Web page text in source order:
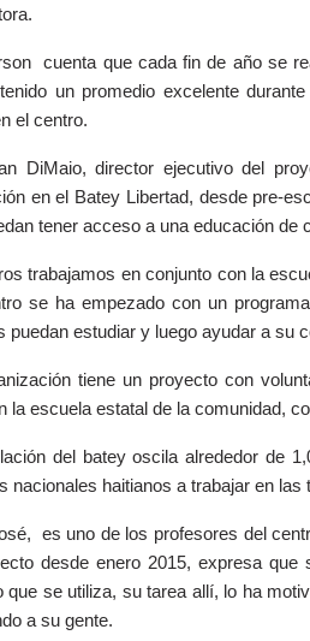
cuenta que cada fin de año se
un promedio excelente
el centro.
DiMaio, director ejecutivo del
en el Batey Libertad, desde pre-
tener acceso a una educación
trabajamos en conjunto con la
se ha empezado con un
puedan estudiar y luego ayudar a su
tiene un proyecto con
la escuela estatal de la comunidad,
del batey oscila alrededor de
nacionales haitianos a trabajar en
es uno de los profesores del
desde enero 2015, expresa
que se utiliza, su tarea allí, lo ha
a su gente.